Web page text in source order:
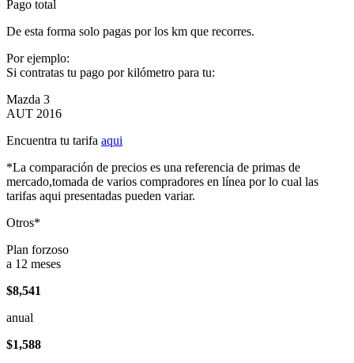
Pago total
De esta forma solo pagas por los km que recorres.
Por ejemplo:
Si contratas tu pago por kilómetro para tu:
Mazda 3
AUT 2016
Encuentra tu tarifa aqui
*La comparación de precios es una referencia de primas de
mercado,tomada de varios compradores en línea por lo cual las
tarifas aqui presentadas pueden variar.
Otros*
Plan forzoso
a 12 meses
$8,541
anual
$1,588